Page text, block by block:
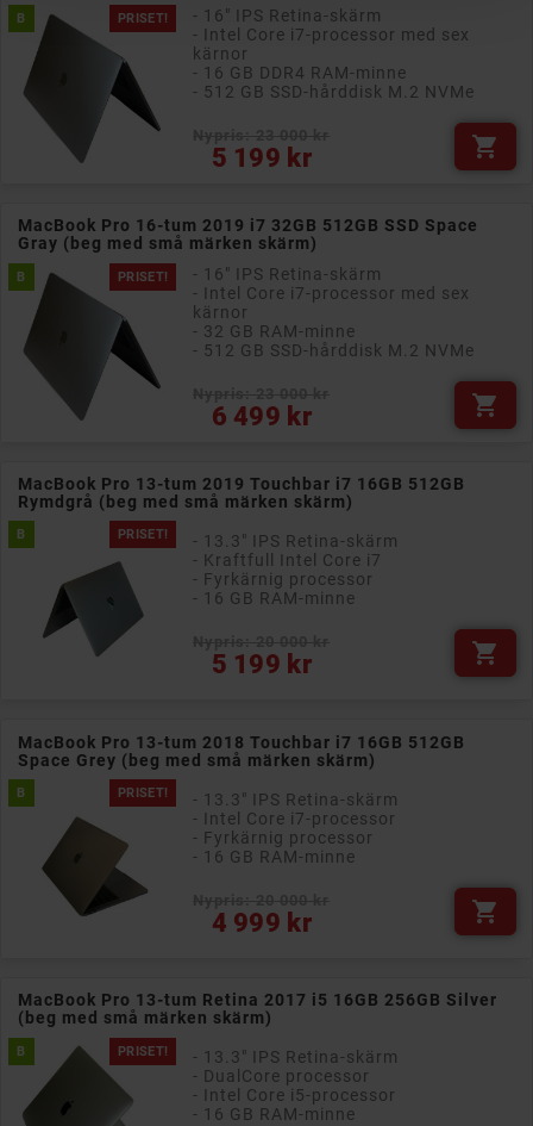
PRISET!
B
- 16" IPS Retina-skärm
- Intel Core i7-processor med sex
kärnor
- 16 GB DDR4 RAM-minne
- 512 GB SSD-hårddisk M.2 NVMe
5 199 kr
Pris 
MacBook Pro 16-tum 2019 i7 32GB 512GB SSD Space
Gray (beg med små märken skärm)
PRISET!
B
- 16" IPS Retina-skärm
- Intel Core i7-processor med sex
kärnor
- 32 GB RAM-minne
- 512 GB SSD-hårddisk M.2 NVMe
6 499 kr
Pris 
MacBook Pro 13-tum 2019 Touchbar i7 16GB 512GB
Rymdgrå (beg med små märken skärm)
PRISET!
B
- 13.3" IPS Retina-skärm
- Kraftfull Intel Core i7
- Fyrkärnig processor
- 16 GB RAM-minne
5 199 kr
Pris 
MacBook Pro 13-tum 2018 Touchbar i7 16GB 512GB
Space Grey (beg med små märken skärm)
PRISET!
B
- 13.3" IPS Retina-skärm
- Intel Core i7-processor
- Fyrkärnig processor
- 16 GB RAM-minne
4 999 kr
Pris 
MacBook Pro 13-tum Retina 2017 i5 16GB 256GB Silver
(beg med små märken skärm)
PRISET!
B
- 13.3" IPS Retina-skärm
- DualCore processor
- Intel Core i5-processor
- 16 GB RAM-minne